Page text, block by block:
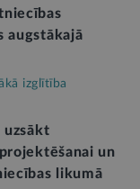
augstākajā
izglītība
uzsākt
un
likumā